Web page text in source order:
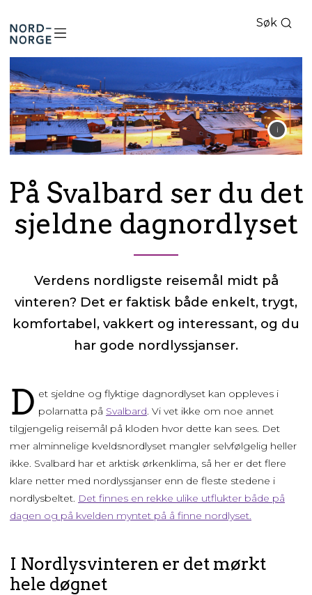
Nord-
Norge
Søk
På Svalbard ser du det
sjeldne dagnordlyset
Verdens nordligste reisemål midt på
vinteren? Det er faktisk både enkelt, trygt,
komfortabel, vakkert og interessant, og du
har gode nordlyssjanser.
D et sjeldne og flyktige dagnordlyset kan oppleves i
polarnatta på Svalbard. Vi vet ikke om noe annet
tilgjengelig reisemål på kloden hvor dette kan sees. Det
mer alminnelige kveldsnordlyset mangler selvfølgelig heller
ikke. Svalbard har et arktisk ørkenklima, så her er det flere
klare netter med nordlyssjanser enn de fleste stedene i
nordlysbeltet. Det finnes en rekke ulike utflukter både på
dagen og på kvelden myntet på å finne nordlyset.
I Nordlysvinteren er det mørkt
hele døgnet